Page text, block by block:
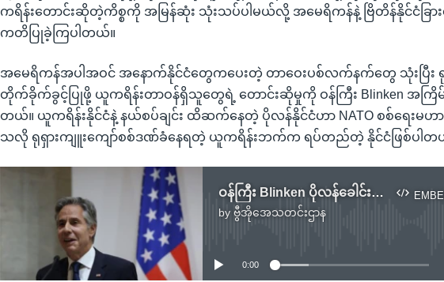
ကရိန်းတောင်းဆိုတဲ့ကိစ္စကို အမြန်ဆုံး သုံးသပ်ပါမယ်လို့ အမေရိကန်နဲ့ ဗြိတိန်နိုင်ငံခြားရ
ကတိပြုခဲ့ကြပါတယ်။
အမေရိကန်အပါအဝင် အနောက်နိုင်ငံတွေကပေးတဲ့ တာဝေးပစ်လက်နက်တွေ သုံးပြီး
တိုက်ခိုက်ခွင့်ပြုဖို့ ယူကရိန်းတာဝန်ရှိသူတွေရဲ့ တောင်းဆိုမှုကို ဝန်ကြီး Blinken အကြိမ်က
တယ်။ ယူကရိန်းနိုင်ငံနဲ့ နယ်စပ်ချင်း ထိဆက်နေတဲ့ ပိုလန်နိုင်ငံဟာ NATO စစ်ရေးမဟ
သလို ရုရှားကျူးကျော်စစ်ဒဏ်ခံနေရတဲ့ ယူကရိန်းဘက်က ရပ်တည်တဲ့ နိုင်ငံဖြစ်ပါတ
ဝန်ကြီး Blinken ပိုလန်ခေါင်းဆောင်နဲ့ ဝါဆောမြို့မှာတွေ့
byဗွီအိုအေသတင်းဌာန
No media source currently available
0:00